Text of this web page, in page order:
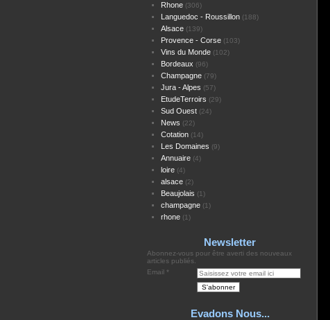
Rhone(306)
Languedoc - Roussillon(188)
Alsace(139)
Provence - Corse(103)
Vins du Monde(102)
Bordeaux (96)
Champagne(79)
Jura - Alpes (57)
EtudeTerroirs (29)
Sud Ouest(24)
News (22)
Cotation(14)
Les Domaines (9)
Annuaire(4)
loire(4)
alsace(2)
Beaujolais (1)
champagne(1)
rhone(1)
Newsletter
Abonnez-vous pour être averti des nouveaux
articles publiés.
Email
Evadons Nous...